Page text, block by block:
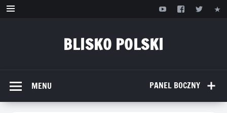
Przejdź
BLISKO POLSKI
PANEL BOCZNY
MENU